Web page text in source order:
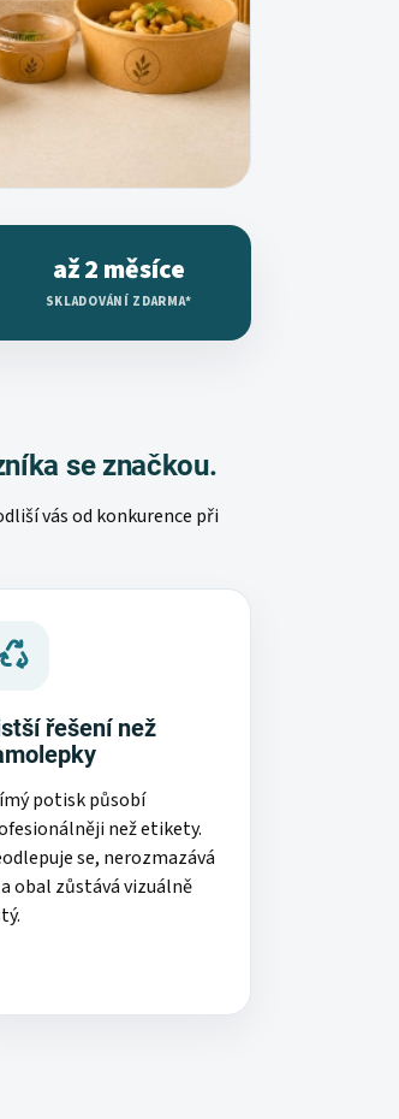
až 2 měsíce
SKLADOVÁNÍ ZDARMA*
se značkou.
vás od konkurence při
řešení než
potisk působí
než etikety.
se, nerozmazává
obal zůstává vizuálně